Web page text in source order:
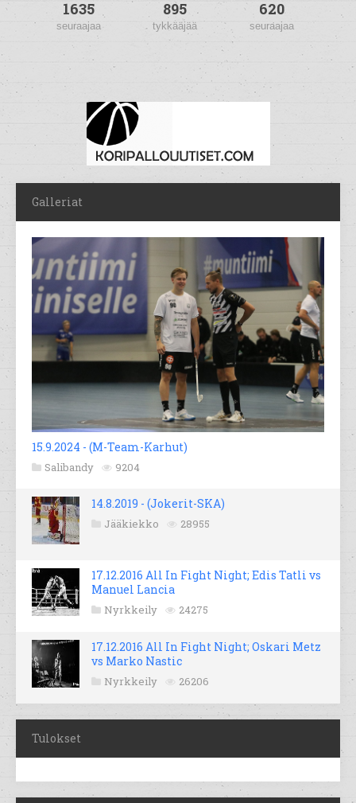
1635
seuraajaa
895
tykkääjää
620
seuraajaa
Galleriat
15.9.2024 - (M-Team-Karhut)
Salibandy 9204
14.8.2019 - (Jokerit-SKA)
Jääkiekko 28955
17.12.2016 All In Fight Night; Edis Tatli vs
Manuel Lancia
Nyrkkeily 24275
17.12.2016 All In Fight Night; Oskari Metz
vs Marko Nastic
Nyrkkeily 26206
Tulokset